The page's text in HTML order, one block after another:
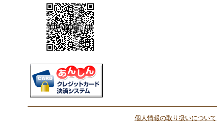
個人情報の取り扱いについて